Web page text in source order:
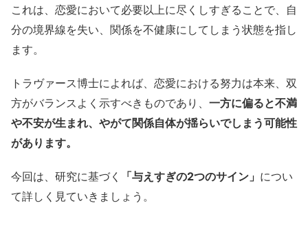
これは、恋愛において必要以上に尽くしすぎることで、自
分の境界線を失い、関係を不健康にしてしまう状態を指し
ます。
トラヴァース博士によれば、恋愛における努力は本来、双
方がバランスよく示すべきものであり、 一方に偏ると不満
や不安が生まれ、やがて関係自体が揺らいでしまう可能性
があります。
今回は、研究に基づく 「与えすぎの2つのサイン」 につい
て詳しく見ていきましょう。